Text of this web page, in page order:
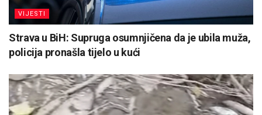
VIJESTI
Strava u BiH: Supruga osumnjičena da je ubila muža,
policija pronašla tijelo u kući